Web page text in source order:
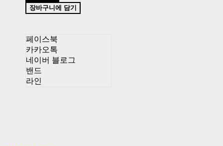
장바구니에 담기
페이스북
카카오톡
네이버 블로그
밴드
라인